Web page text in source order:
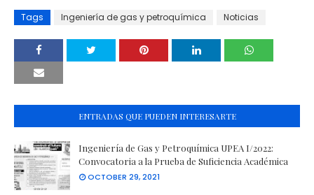
Tags Ingeniería de gas y petroquímica Noticias
ENTRADAS QUE PUEDEN INTERESARTE
Ingeniería de Gas y Petroquímica UPEA I/2022:
Convocatoria a la Prueba de Suficiencia Académica
OCTOBER 29, 2021